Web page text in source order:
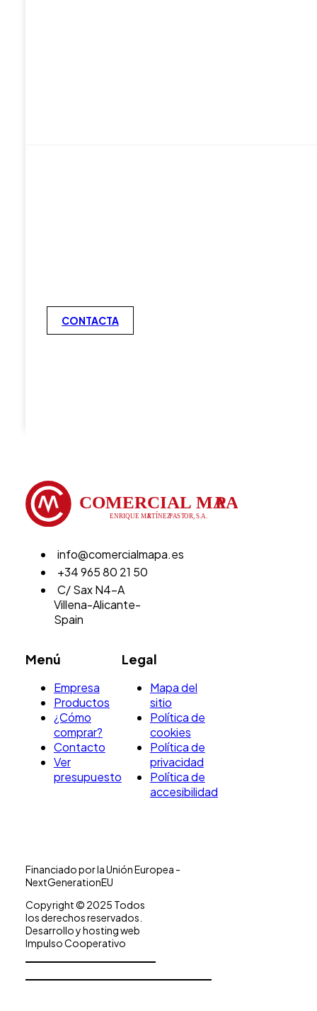
CONTACTA
info@comercialmapa.es
+34 965 80 21 50
C/ Sax N4-A
Villena-Alicante-
Spain
Menú
Empresa
Productos
¿Cómo
comprar?
Contacto
Ver
presupuesto
Legal
Mapa del
sitio
Política de
cookies
Política de
privacidad
Política de
accesibilidad
Financiado por la Unión Europea -
NextGenerationEU
Copyright © 2025 Todos
los derechos reservados.
Desarrollo y hosting web
Impulso Cooperativo